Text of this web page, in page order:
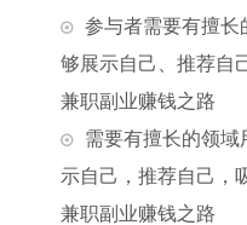
参与者需要有擅长
够展示自己、推荐自
兼职副业赚钱之路
需要有擅长的领域
示自己，推荐自己，
兼职副业赚钱之路